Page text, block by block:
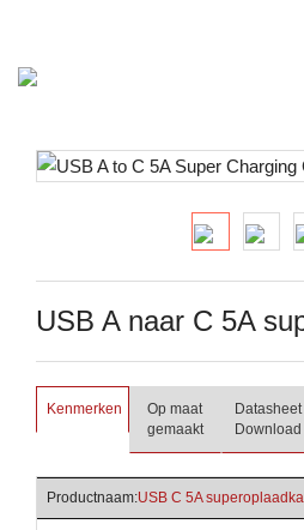
USB A naar C 5A
Kenmerken
Op maat
gemaakt
Datasheet
Download
Productnaam:USB C 5A